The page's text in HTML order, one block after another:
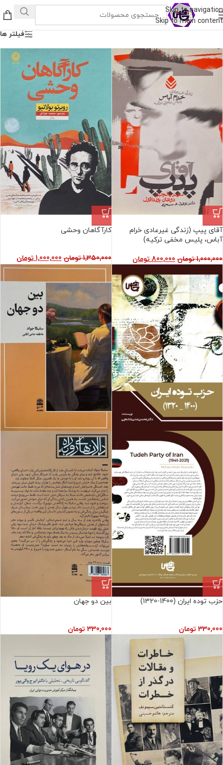
Skip to navigation
Skip to main content
فیلتر ها
فروش ویژه
آقای پیپ (زندگی غیرعادی خرام
آباس، پلیس مخفی ترکیه)
1,000,000 تومان 800,000 تومان
فروش ویژه
کارآگاهان وحشی
1,350,000 تومان 1,000,000 تومان
حزب توده ایران (1400-1320)
330,000 تومان
بین دو جهان
330,000 تومان